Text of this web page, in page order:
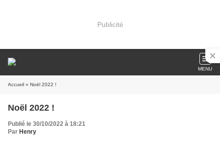
Publicité
MENU
Accueil » Noël 2022 !
Noël 2022 !
Publié le 30/10/2022 à 18:21
Par Henry